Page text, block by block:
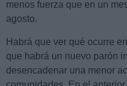
menos fuerza que en un
agosto.
Habrá que ver qué ocurre
que habrá un nuevo parón
desencadenar una menor